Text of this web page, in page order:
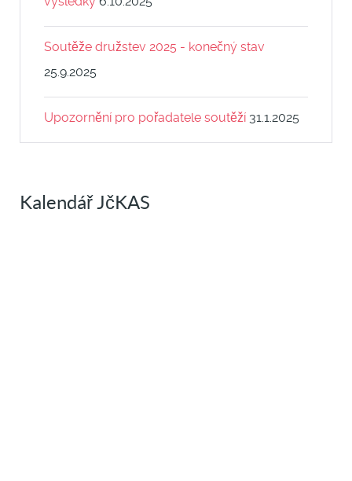
Soutěže družstev 2025 - konečný stav
25.9.2025
Upozornění pro pořadatele soutěží 31.1.2025
Kalendář JčKAS